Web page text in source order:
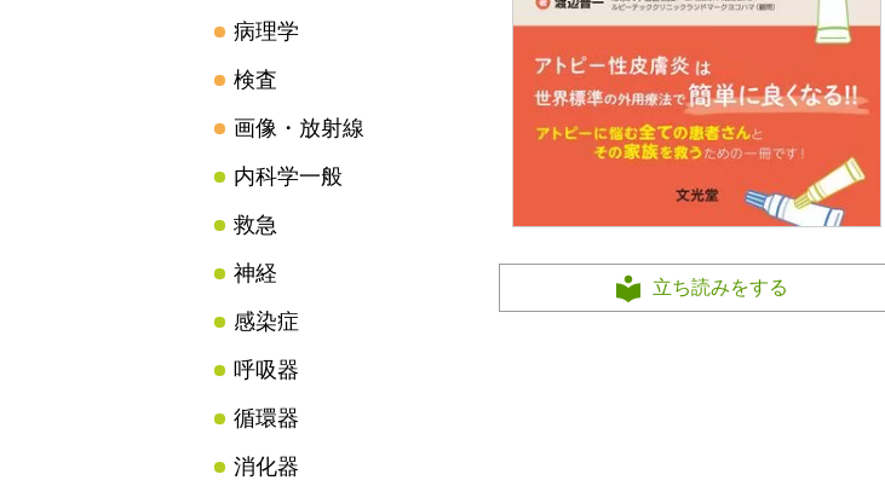
病理学
検査
画像・放射線
内科学一般
救急
神経
感染症
呼吸器
循環器
消化器
立ち読みをする